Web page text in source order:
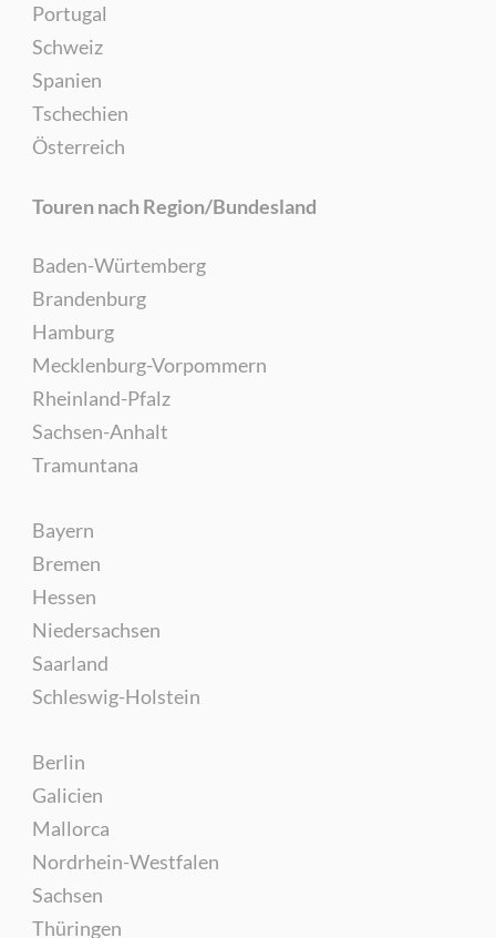
Portugal
Schweiz
Spanien
Tschechien
Österreich
Touren nach Region/Bundesland
Baden-Würtemberg
Brandenburg
Hamburg
Mecklenburg-Vorpommern
Rheinland-Pfalz
Sachsen-Anhalt
Tramuntana
Bayern
Bremen
Hessen
Niedersachsen
Saarland
Schleswig-Holstein
Berlin
Galicien
Mallorca
Nordrhein-Westfalen
Sachsen
Thüringen